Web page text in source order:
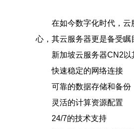
在如今数字化时代，
心，其云服务器更是备受瞩
新加坡云服务器CN2以
快速稳定的网络连接
可靠的数据存储和备份
灵活的计算资源配置
24/7的技术支持